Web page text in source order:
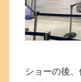
ショーの後